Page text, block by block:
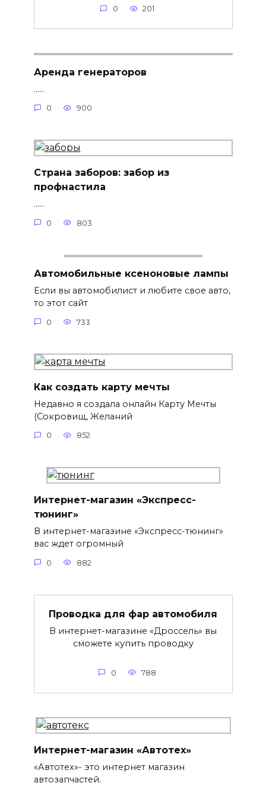
0 201
Аренда генераторов
......
0 900
Страна заборов: забор из
профнастила
......
0 803
Автомобильные ксеноновые лампы
Если вы автомобилист и любите свое авто,
то этот сайт
0 733
Как создать карту мечты
Недавно я создала онлайн Карту Мечты
(Сокровищ, Желаний
0 852
Интернет-магазин «Экспресс-
тюнинг»
В интернет-магазине «Экспресс-тюнинг»
вас ждет огромный
0 882
Проводка для фар автомобиля
В интернет-магазине «Дроссель» вы
сможете купить проводку
0 788
Интернет-магазин «Автотех»
«Автотех»- это интернет магазин
автозапчастей.